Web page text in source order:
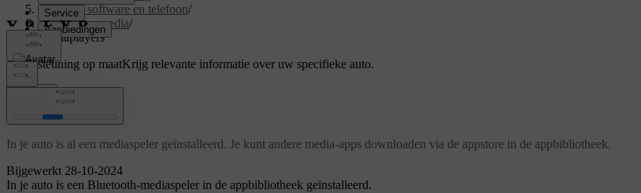
Displays, software en telefoon/
Geluid en media/
Mediaplayers
Ondersteuning op maatKrijg relevante informatie over uw specifieke auto.
Bijgewerkt 28-10-2024
Mediaplayers
In je auto is al een mediaspeler geïnstalleerd. Je kunt andere media-apps downloaden via de appstore in de appbibliotheek.
In je auto is een Bluetooth-mediaspeler in de appbibliotheek geïnstalleerd.